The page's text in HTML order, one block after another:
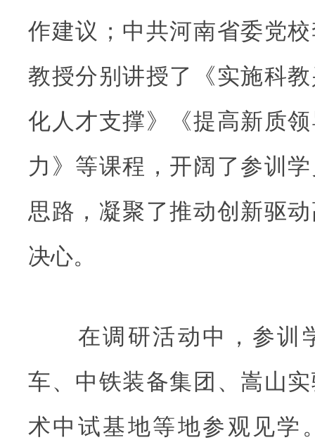
作建议；中共河南省委党
教授分别讲授了《实施科
化人才支撑》《提高新质
力》等课程，开阔了参训
思路，凝聚了推动创新驱
决心。
在调研活动中，参训
车、中铁装备集团、嵩山
术中试基地等地参观见学